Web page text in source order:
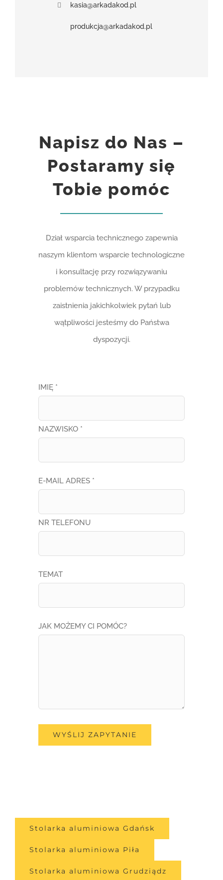
kasia@arkadakod.pl
produkcja@arkadakod.pl
Napisz do Nas –
Postaramy się
Tobie pomóc
Dział wsparcia technicznego zapewnia
naszym klientom wsparcie technologiczne
i konsultację przy rozwiązywaniu
problemów technicznych. W przypadku
zaistnienia jakichkolwiek pytań lub
wątpliwości jesteśmy do Państwa
dyspozycji.
IMIĘ *
NAZWISKO *
E-MAIL ADRES *
NR TELEFONU
TEMAT
JAK MOŻEMY CI POMÓC?
Stolarka aluminiowa Gdańsk
Stolarka aluminiowa Piła
Stolarka aluminiowa Grudziądz